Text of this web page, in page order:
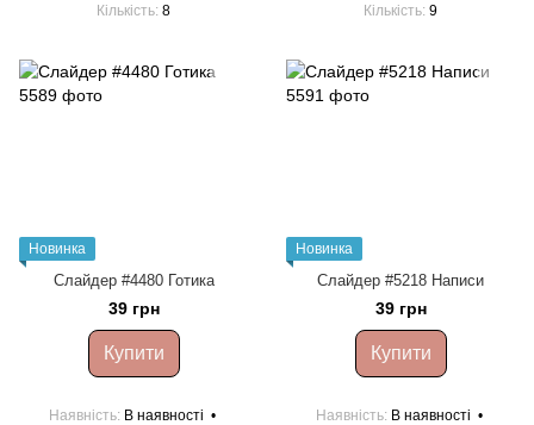
Кількість 8
Кількість 9
Новинка
Слайдер #4480 Готика
39 грн
Купити
Наявність В наявності
Новинка
Слайдер #5218 Написи
39 грн
Купити
Наявність В наявності